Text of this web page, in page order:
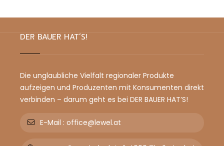
DER BAUER HAT’S!
Die unglaubliche Vielfalt regionaler Produkte
aufzeigen und Produzenten mit Konsumenten direkt
verbinden – darum geht es bei DER BAUER HAT’S!
E-Mail : office@lewel.at